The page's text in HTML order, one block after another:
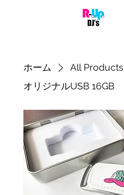
ホーム
All Products
オリジナルUSB 16GB